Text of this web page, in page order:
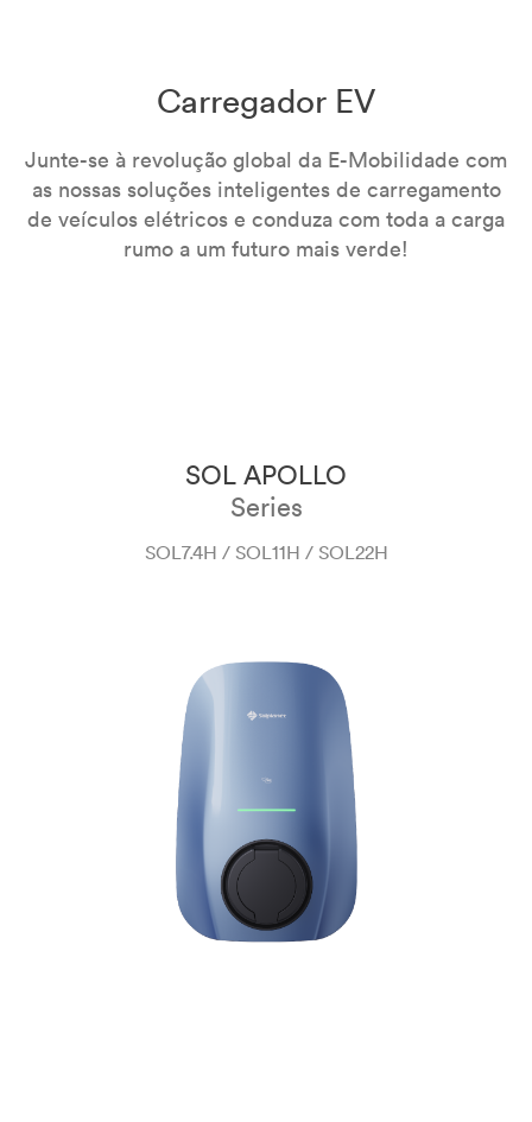
Carregador EV
Junte-se à revolução global da E-Mobilidade com
as nossas soluções inteligentes de carregamento
de veículos elétricos e conduza com toda a carga
rumo a um futuro mais verde!
SOL APOLLO
Series
SOL7.4H / SOL11H / SOL22H